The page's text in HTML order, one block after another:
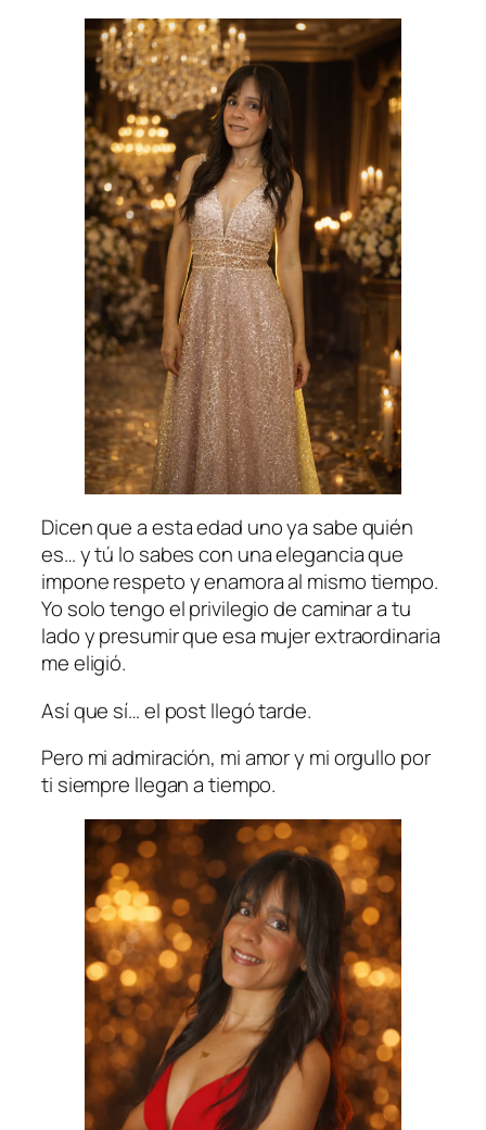
Dicen que a esta edad uno ya sabe quién
es… y tú lo sabes con una elegancia que
impone respeto y enamora al mismo tiempo.
Yo solo tengo el privilegio de caminar a tu
lado y presumir que esa mujer extraordinaria
me eligió.
Así que sí… el post llegó tarde.
Pero mi admiración, mi amor y mi orgullo por
ti siempre llegan a tiempo.